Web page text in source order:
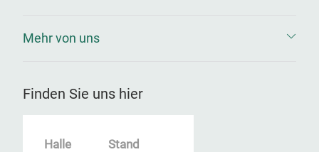
Mehr von uns
Finden Sie uns hier
Halle Stand